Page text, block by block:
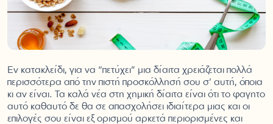
Εν κατακλείδι, για να “πετύχει” μια δίαιτα χρειάζεται πολλά
περισσότερα από την πιστή προσκόλλησή σου σ’ αυτή, όποια
κι αν είναι. Τα καλά νέα στη χημική δίαιτα είναι ότι το φαγητο
αυτό καθαυτό δε θα σε απασχολήσει ιδιαίτερα μιας και οι
επιλογές σου είναι εξ ορισμού αρκετά περιορισμένες και